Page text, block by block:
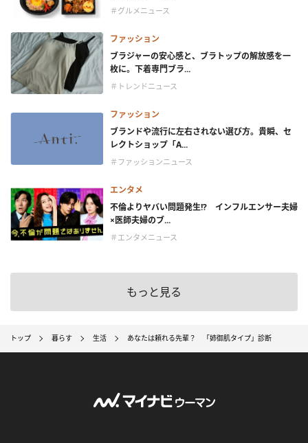
＃グルメニュース
ファッション
ブラジャーの安心感と、ブラトップの解放感を一
枚に。下着専門ブラ...
＃トレンドニュース
ファッション
ブランドや流行に左右されない選び方。貴瞬、セ
レクトショップ「A...
＃ファッションニュース
エンタメ
不倫よりヤバい問題発生!? インフルエンサー夫婦
×医師夫婦のブ...
＃エンタメニュース
もっと見る
トップ 暮らす 生活 あなたは頼れる先輩？ 「姉御肌タイプ」診断